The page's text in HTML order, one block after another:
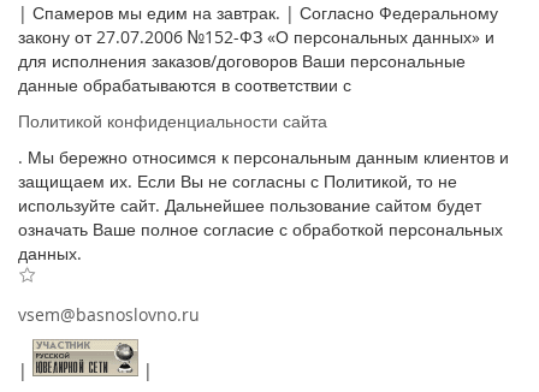
| Спамеров мы едим на завтрак. | Согласно Федеральному
закону от 27.07.2006 №152-ФЗ «О персональных данных» и
для исполнения заказов/договоров Ваши персональные
данные обрабатываются в соответствии с
Политикой конфиденциальности сайта
. Мы бережно относимся к персональным данным клиентов и
защищаем их. Если Вы не согласны с Политикой, то не
используйте сайт. Дальнейшее пользование сайтом будет
означать Ваше полное согласие с обработкой персональных
данных.
vsem@basnoslovno.ru
|
|